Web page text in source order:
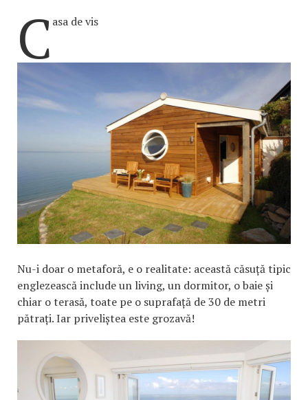
C asa de vis
Nu-i doar o metaforă, e o realitate: această căsuță tipic
englezească include un living, un dormitor, o baie și
chiar o terasă, toate pe o suprafață de 30 de metri
pătrați. Iar priveliștea este grozavă!